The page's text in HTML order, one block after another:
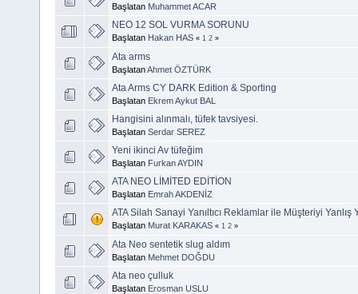
Başlatan Muhammet ACAR
NEO 12 SOL VURMA SORUNU
Başlatan Hakan HAS « 1 2 »
Ata arms
BaşlatanAhmet ÖZTÜRK
Ata Arms CY DARK Edition & Sporting
Başlatan Ekrem Aykut BAL
Hangisini alınmalı, tüfek tavsiyesi.
Başlatan Serdar SEREZ
Yeni ikinci Av tüfeğim
Başlatan Furkan AYDIN
ATA NEO LİMİTED EDİTİON
Başlatan Emrah AKDENİZ
ATA Silah Sanayi Yanıltıcı Reklamlar ile Müşteriyi
Başlatan Murat KARAKAS « 1 2 »
Ata Neo sentetik slug aldım
Başlatan Mehmet DOĞDU
Ata neo çulluk
Başlatan Erosman USLU